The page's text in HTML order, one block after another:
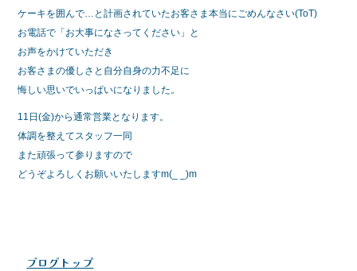
k
ケーキを囲んで…と計画されていたお客さま本当にごめんなさい(ToT)
お電話で「お大事になさってください」と
お声をかけていただき
お客さまの優しさと自分自身の力不足に
悔しい思いでいっぱいになりました。
11日(金)から通常営業となります。
体調を整えてスタッフ一同
また頑張って参りますので
どうぞよろしくお願いいたしますm(_ _)m
ブログトップ